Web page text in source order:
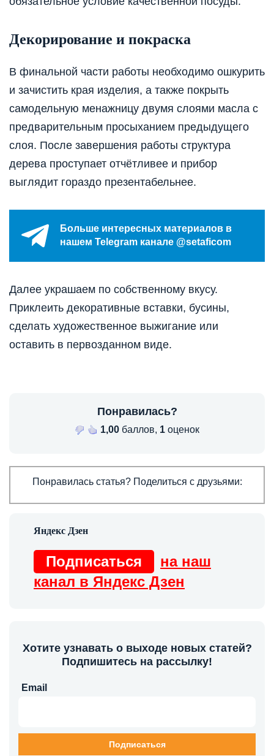
Декорирование и покраска
В финальной части работы необходимо ошкурить
и зачистить края изделия, а также покрыть
самодельную менажницу двумя слоями масла с
предварительным просыханием предыдущего
слоя. После завершения работы структура
дерева проступает отчётливее и прибор
выглядит гораздо презентабельнее.
Больше интересных материалов в
нашем Telegram канале @setaficom
Далее украшаем по собственному вкусу.
Приклеить декоративные вставки, бусины,
сделать художественное выжигание или
оставить в первозданном виде.
Понравилась?
1,00 баллов, 1 оценок
Понравилась статья? Поделиться с друзьями:
Подписаться
на наш
канал в Яндекс Дзен
Хотите узнавать о выходе новых статей?
Подпишитесь на рассылку!
Email